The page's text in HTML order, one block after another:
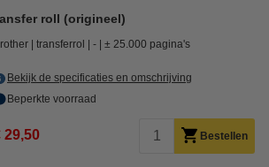
roll (origineel)
transferrol - ± 25.000 pagina's
Bekijk de specificaties en omschrijving
Beperkte voorraad
29,50 Bestellen